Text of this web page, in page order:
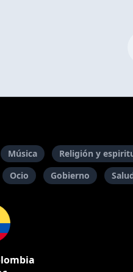
Música Religión y
Ocio Gobierno